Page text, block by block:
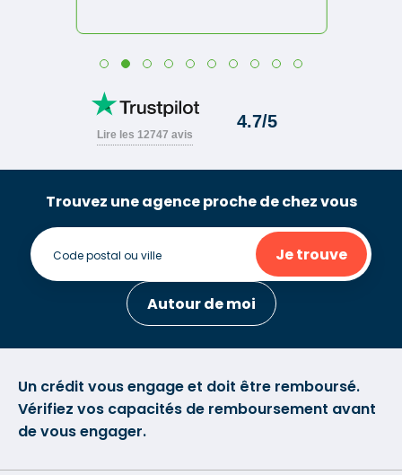
Trouvez une agence proche de chez vous
Je trouve
Autour de moi
Un crédit vous engage et doit être remboursé.
Vérifiez vos capacités de remboursement avant
de vous engager.